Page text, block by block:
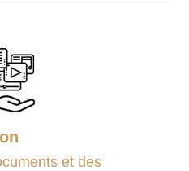
et des